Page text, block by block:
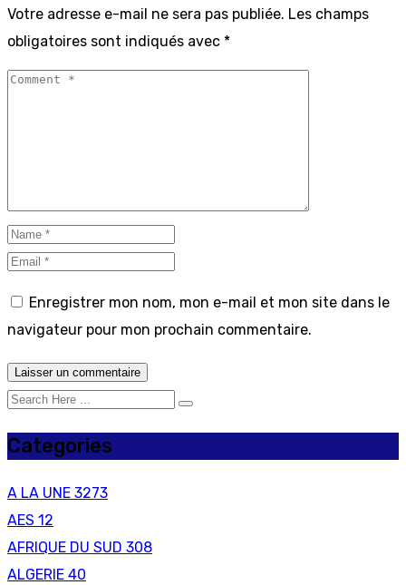
Votre adresse e-mail ne sera pas publiée. Les champs
obligatoires sont indiqués avec *
Enregistrer mon nom, mon e-mail et mon site dans le
navigateur pour mon prochain commentaire.
Categories
A LA UNE 3273
AES 12
AFRIQUE DU SUD 308
ALGERIE 40